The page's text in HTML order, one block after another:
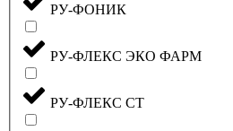
РУ-ФОНИК
РУ-ФЛЕКС ЭКО ФАРМ
РУ-ФЛЕКС СТ